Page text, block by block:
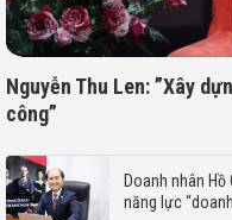
Nguyễn Thu Len: ”Xây
công”
Doanh nhân
năng lực